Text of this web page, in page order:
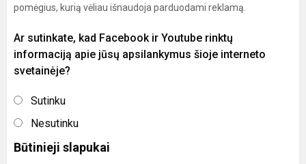
pomėgius, kurią vėliau išnaudoja parduodami reklamą.
Ar sutinkate, kad Facebook ir Youtube rinktų
informaciją apie jūsų apsilankymus šioje interneto
svetainėje?
Sutinku
Nesutinku
Būtinieji slapukai